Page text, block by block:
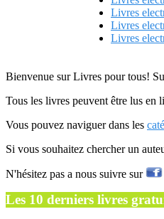
Livres
Livres
Livres
Bienvenue sur Livres pour tous!
Tous les livres peuvent être lus en
Vous pouvez naviguer dans les
Si vous souhaitez chercher un
N'hésitez pas a nous suivre sur
Les 10 derniers livres